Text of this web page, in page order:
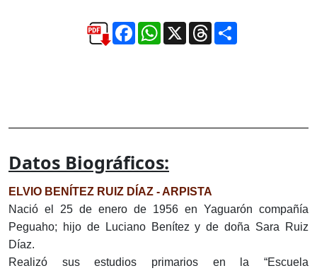
FacebookWhatsApp
X ThreadsCompartir
Datos Biográficos:
ELVIO BENÍTEZ RUIZ DÍAZ - ARPISTA
Nació el 25 de enero de 1956 en Yaguarón compañía
Peguaho; hijo de Luciano Benítez y de doña Sara Ruiz
Díaz.
Realizó sus estudios primarios en la “Escuela